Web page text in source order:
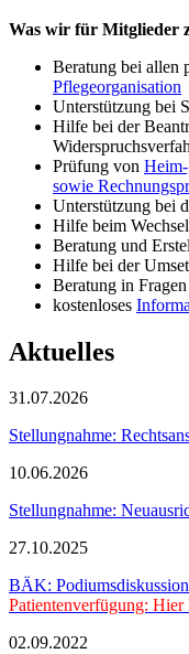
Was wir für Mitglieder
Beratung bei allen
Pflegeorganisation
Unterstützung bei
Hilfe bei der
Prüfung von
sowie
Unterstützung bei
Hilfe beim
Beratung und
Hilfe bei der
Beratung in
kostenloses
Aktuelles
31.07.2026
Stellungnahme:
10.06.2026
Stellungnahme:
27.10.2025
BÄK:
Patientenverfügung:
02.09.2022